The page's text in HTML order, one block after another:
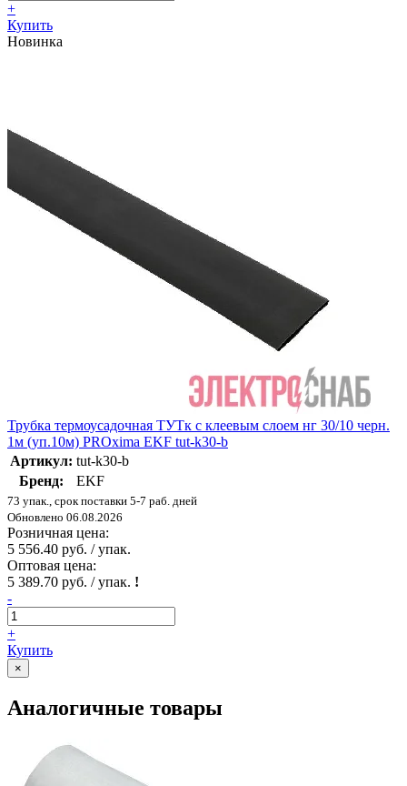
+
Купить
Новинка
Трубка термоусадочная ТУТк с клеевым слоем нг 30/10 черн.
1м (уп.10м) PROxima EKF tut-k30-b
Артикул: tut-k30-b
Бренд:
EKF
73 упак., срок поставки 5-7 раб. дней
Обновлено 06.08.2026
Розничная цена:
5 556.40 руб. / упак.
Оптовая цена:
5 389.70 руб. / упак. !
-
+
Купить
×
Аналогичные товары